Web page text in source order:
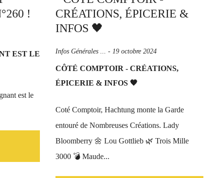
EST LE
est le
Infos Générales ... - 19 octobre 2024
CÔTÉ COMPTOIR - CRÉATIONS,
ÉPICERIE & INFOS 🖤
Coté Comptoir, Hachtung monte la Garde
entouré de Nombreuses Créations. Lady
Bloomberry 🌼 Lou Gottlieb 🌿 Trois Mille
3000 💣 Maude...